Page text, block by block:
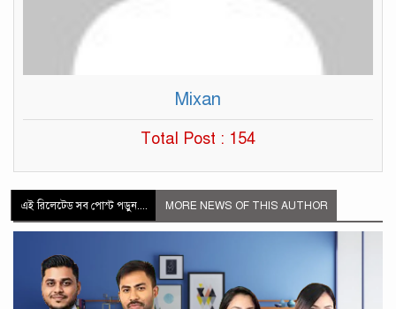
Mixan
Total Post : 154
এই রিলেটেড সব পোস্ট পড়ুন.... MORE NEWS OF THIS AUTHOR